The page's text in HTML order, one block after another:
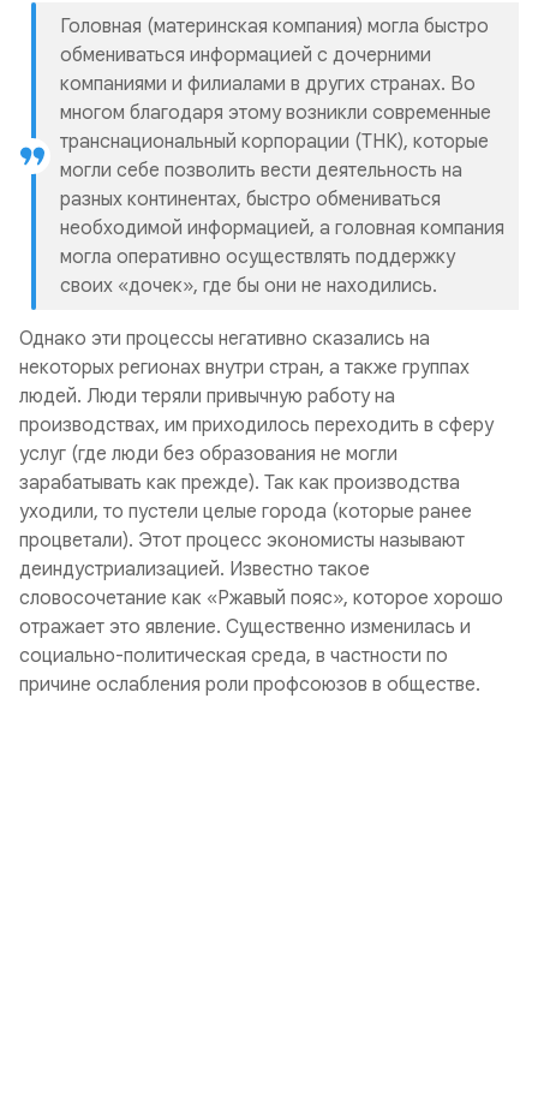
Головная (материнская компания) могла быстро
обмениваться информацией с дочерними
компаниями и филиалами в других странах. Во
многом благодаря этому возникли современные
транснациональный корпорации (ТНК), которые
могли себе позволить вести деятельность на
разных континентах, быстро обмениваться
необходимой информацией, а головная компания
могла оперативно осуществлять поддержку
своих «дочек», где бы они не находились.
Однако эти процессы негативно сказались на
некоторых регионах внутри стран, а также группах
людей. Люди теряли привычную работу на
производствах, им приходилось переходить в сферу
услуг (где люди без образования не могли
зарабатывать как прежде). Так как производства
уходили, то пустели целые города (которые ранее
процветали). Этот процесс экономисты называют
деиндустриализацией. Известно такое
словосочетание как «Ржавый пояс», которое хорошо
отражает это явление. Существенно изменилась и
социально-политическая среда, в частности по
причине ослабления роли профсоюзов в обществе.